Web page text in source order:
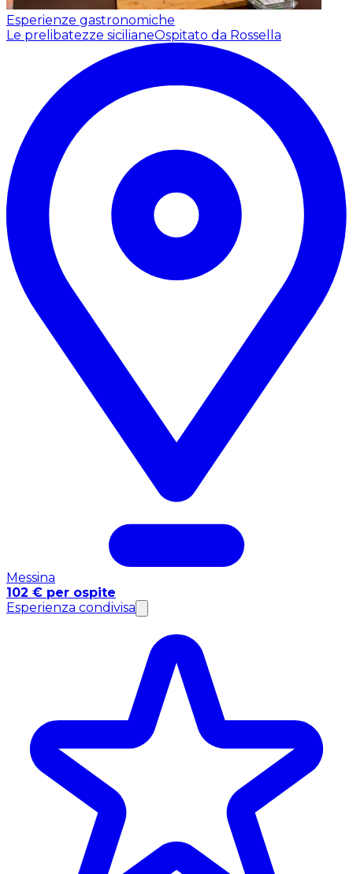
Esperienze gastronomiche
Le prelibatezze sicilianeOspitato da Rossella
Messina
102 € per ospite
Esperienza condivisa